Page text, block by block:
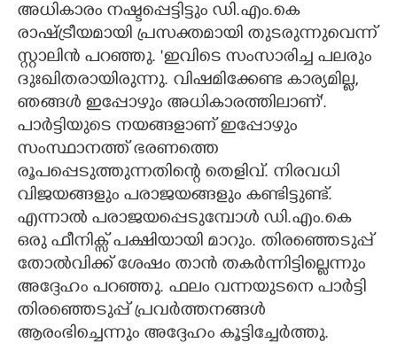
അധികാരം നഷ്ടപ്പെട്ടിട്ടും ഡി.എം.കെ
രാഷ്ട്രീയമായി പ്രസക്തമായി തുടരുന്നുവെന്ന്
സ്റ്റാലിൻ പറഞ്ഞു. 'ഇവിടെ സംസാരിച്ച പലരും
ദുഃഖിതരായിരുന്നു. വിഷമിക്കേണ്ട കാര്യമില്ല,
ഞങ്ങൾ ഇപ്പോഴും അധികാരത്തിലാണ്'.
പാർട്ടിയുടെ നയങ്ങളാണ് ഇപ്പോഴും
സംസ്ഥാനത്ത് ഭരണത്തെ
രൂപപ്പെടുത്തുന്നതിന്റെ തെളിവ്. നിരവധി
വിജയങ്ങളും പരാജയങ്ങളും കണ്ടിട്ടുണ്ട്.
എന്നാൽ പരാജയപ്പെടുമ്പോൾ ഡി.എം.കെ
ഒരു ഫീനിക്സ് പക്ഷിയായി മാറും. തിരഞ്ഞെടുപ്പ്
തോൽവിക്ക് ശേഷം താൻ തകർന്നിട്ടില്ലെന്നും
അദ്ദേഹം പറഞ്ഞു. ഫലം വന്നയുടനെ പാർട്ടി
തിരഞ്ഞെടുപ്പ് പ്രവർത്തനങ്ങൾ
ആരംഭിച്ചെന്നും അദ്ദേഹം കൂട്ടിച്ചേർത്തു.